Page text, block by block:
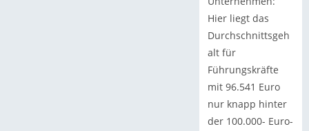
Hier liegt das
Durchschnittsgeh
alt für
Führungskräfte
mit 96.541 Euro
nur knapp hinter
der 100.000- Euro-